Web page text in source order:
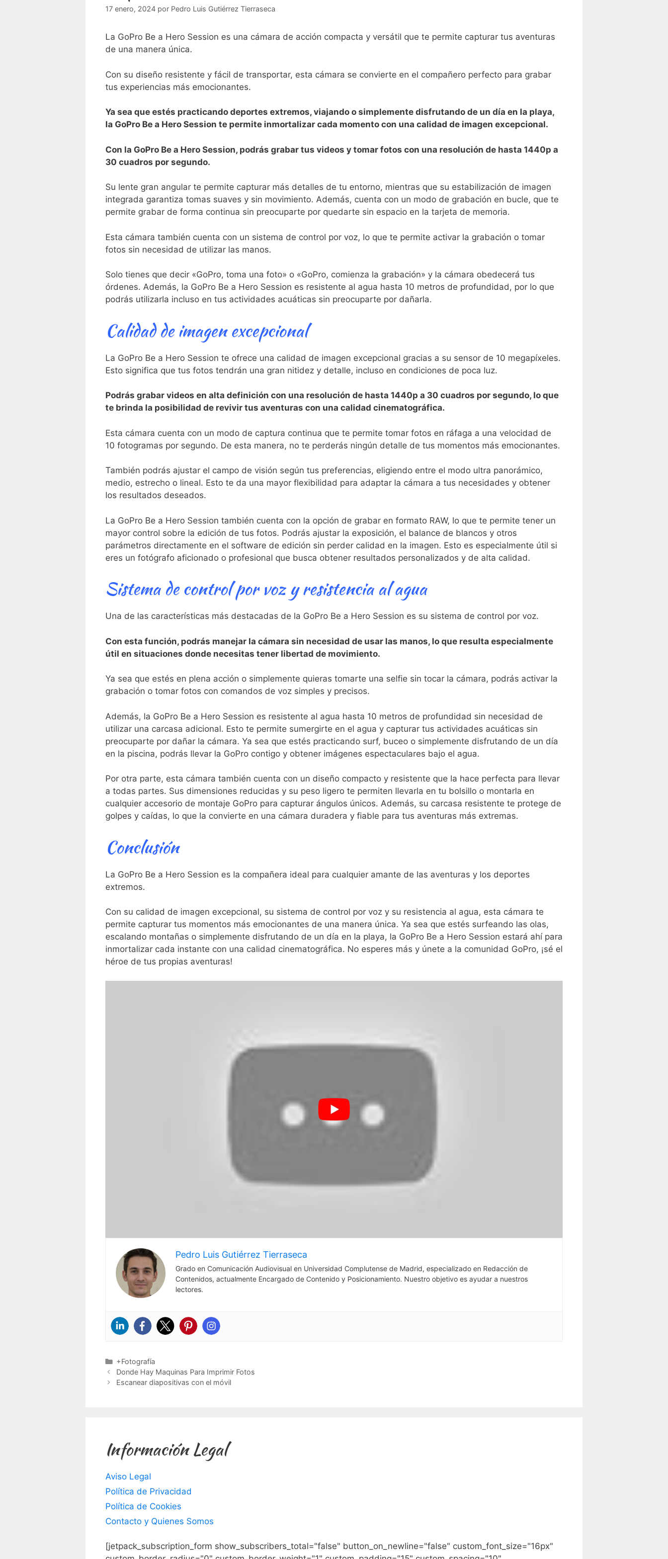
17 enero, 2024 por Pedro Luis Gutiérrez Tierraseca
La GoPro Be a Hero ​Session es una cámara de acción compacta y versátil que ‍te ⁢permite⁢ capturar ‍tus aventuras
de una manera única.
Con su diseño resistente‌ y fácil de transportar, esta cámara se convierte en el compañero perfecto para grabar
tus experiencias más emocionantes.‍
Ya sea que estés practicando deportes extremos, viajando o simplemente disfrutando de un día en la playa,
la ​GoPro Be a Hero Session te permite inmortalizar cada momento con una ‌calidad de ⁤imagen excepcional.
Con la GoPro Be a⁤ Hero Session, podrás ⁤grabar‍ tus videos y ‌tomar⁢ fotos con una resolución de hasta 1440p a
30 cuadros por segundo.
Su lente gran angular⁣ te permite capturar más ⁢detalles de tu⁤ entorno, mientras que su estabilización‍ de imagen
integrada garantiza tomas suaves y sin movimiento. Además, cuenta con‍ un modo de grabación en bucle,‌ que te‌
permite grabar de forma continua sin preocuparte ‌por quedarte sin espacio en la tarjeta de ‌memoria.
Esta cámara también cuenta con un sistema de control ⁢por⁤ voz, lo que te permite activar la grabación o tomar
fotos sin⁤ necesidad de utilizar las manos. ⁤
Solo tienes que decir «GoPro, toma ‌una foto» o «GoPro, comienza la ‌grabación» y la cámara obedecerá ⁢tus
órdenes. Además, la GoPro Be a Hero Session es ⁣resistente al agua hasta‍ 10 metros de profundidad, por lo que
podrás utilizarla incluso ⁣en ⁤tus actividades‌ acuáticas ⁢sin preocuparte por dañarla.
Calidad de imagen​ excepcional
La GoPro Be a ‍Hero Session te ofrece una calidad de imagen⁤ excepcional gracias a su⁤ sensor ⁣de 10 megapíxeles.
Esto significa que ‍tus fotos ⁤tendrán una gran ​nitidez y detalle, incluso en​ condiciones de poca luz.
Podrás grabar videos en alta definición con una resolución de hasta 1440p a 30 cuadros ​por segundo, lo que
te brinda la posibilidad⁤ de revivir tus aventuras con una calidad cinematográfica.
Esta⁢ cámara cuenta con un modo de captura continua que te permite tomar fotos en ráfaga a una velocidad de ​
10 ⁤fotogramas por segundo. De esta manera, no⁢ te perderás ningún detalle‍ de tus momentos más emocionantes.
También podrás ajustar el ‍campo de ⁢visión según‍ tus preferencias, eligiendo entre el modo ultra panorámico,
medio, estrecho o ⁣lineal. Esto te da una mayor flexibilidad⁣ para adaptar la cámara a ‍tus necesidades y obtener
los resultados ‌deseados.
La GoPro Be a Hero Session también cuenta con la ​opción de grabar en‍ formato ​RAW, lo ‍que te permite tener un
mayor control sobre la edición de tus fotos. Podrás ajustar ⁣la exposición,‍ el balance de blancos y otros
parámetros ‌directamente en ⁤el software de edición sin perder⁣ calidad en la imagen. Esto es especialmente útil si
eres un fotógrafo aficionado‍ o ⁣profesional‌ que ‌busca obtener resultados personalizados y de alta calidad.
Sistema de control por voz y resistencia al agua
Una‌ de las características más ‍destacadas de la GoPro Be a Hero Session es​ su sistema de control por voz.
Con⁢ esta función, podrás manejar la cámara sin necesidad de usar las manos, lo que resulta ⁣especialmente
útil en situaciones donde necesitas tener libertad de movimiento.
Ya sea que estés en plena acción ​o simplemente quieras tomarte una selfie sin tocar la⁣ cámara, podrás activar la
grabación o tomar fotos con comandos de voz simples y precisos.
Además, la GoPro Be a Hero Session es ‌resistente‌ al agua hasta 10 metros de​ profundidad sin necesidad de​
utilizar una carcasa adicional. Esto te permite sumergirte en el ⁤agua‍ y capturar tus actividades acuáticas⁣ sin
preocuparte por dañar la cámara. Ya sea que estés practicando surf, buceo o simplemente ‍disfrutando de un día
en la piscina, podrás llevar la GoPro contigo y obtener ⁤imágenes espectaculares bajo el agua.
Por otra parte, esta cámara también cuenta con un diseño compacto y resistente que la ‍hace perfecta para llevar ​
a todas ⁤partes. Sus dimensiones ⁣reducidas ⁤y su peso ligero te permiten llevarla en tu bolsillo o montarla en
cualquier accesorio de montaje GoPro para⁤ capturar ángulos únicos. Además, su carcasa resistente te protege de
golpes y caídas, lo que la convierte en ‌una cámara duradera y fiable para tus‌ aventuras más ⁣extremas.
Conclusión
La GoPro Be a Hero ⁤Session ⁣es la compañera ideal para ‌cualquier amante‍ de las aventuras ⁤y los deportes
extremos.
Con su calidad de imagen ⁣excepcional, su sistema de control por voz⁣ y su​ resistencia al agua,‌ esta cámara te
permite capturar tus momentos más emocionantes de una manera única. Ya sea que estés surfeando las olas,
escalando montañas o simplemente disfrutando de un día en la playa, la GoPro Be a Hero Session estará ahí‍ para
‌inmortalizar cada instante con una calidad cinematográfica. No esperes más y únete a la comunidad GoPro, ¡sé el
héroe de tus propias⁢ aventuras!
Pedro Luis Gutiérrez Tierraseca
Grado en Comunicación Audiovisual en Universidad Complutense de Madrid, especializado en Redacción de
Contenidos, actualmente Encargado de Contenido y Posicionamiento. Nuestro objetivo es ayudar a nuestros
lectores.
Categorías
+Fotografía
Donde Hay Maquinas Para Imprimir Fotos
Escanear diapositivas con el móvil
Información Legal
Aviso Legal
Política de Privacidad
Política de Cookies
Contacto y Quienes Somos
[jetpack_subscription_form show_subscribers_total="false" button_on_newline="false" custom_font_size="16px"